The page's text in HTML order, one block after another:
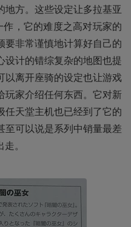
方。这些设定让多拉基亚
，它的难度之高对玩家的
非常谨慎地计算好自己的
计的错综复杂的地图也提
离开座骑的设定也让游戏
玩家介绍任何东西。它对新
天堂主机也已经到了它的
可以说是系列中销量最差
。